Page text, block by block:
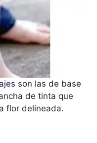
son las de base
de tinta que
flor delineada.